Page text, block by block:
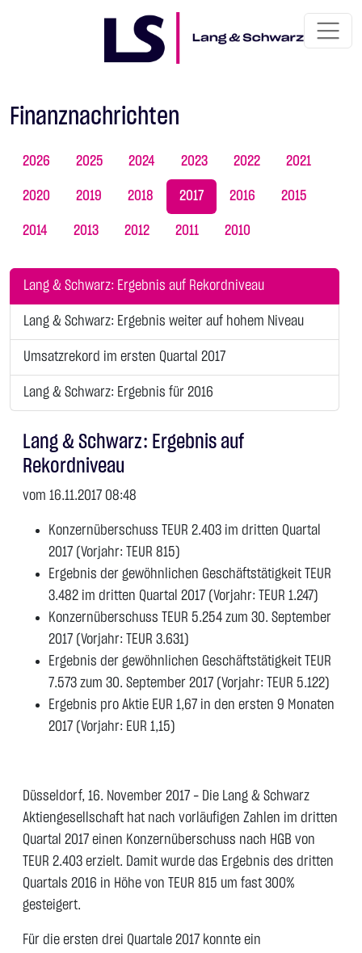
Finanznachrichten
2026 2025 2024 2023 2022 2021
2020 2019 2018 2017 2016 2015
2014 2013 2012 2011 2010
Lang & Schwarz: Ergebnis auf Rekordniveau
Lang & Schwarz: Ergebnis weiter auf hohem Niveau
Umsatzrekord im ersten Quartal 2017
Lang & Schwarz: Ergebnis für 2016
Lang & Schwarz: Ergebnis auf
Rekordniveau
vom 16.11.2017 08:48
Konzernüberschuss TEUR 2.403 im dritten Quartal
2017 (Vorjahr: TEUR 815)
Ergebnis der gewöhnlichen Geschäftstätigkeit TEUR
3.482 im dritten Quartal 2017 (Vorjahr: TEUR 1.247)
Konzernüberschuss TEUR 5.254 zum 30. September
2017 (Vorjahr: TEUR 3.631)
Ergebnis der gewöhnlichen Geschäftstätigkeit TEUR
7.573 zum 30. September 2017 (Vorjahr: TEUR 5.122)
Ergebnis pro Aktie EUR 1,67 in den ersten 9 Monaten
2017 (Vorjahr: EUR 1,15)
Düsseldorf, 16. November 2017 - Die Lang & Schwarz
Aktiengesellschaft hat nach vorläufigen Zahlen im dritten
Quartal 2017 einen Konzernüberschuss nach HGB von
TEUR 2.403 erzielt. Damit wurde das Ergebnis des dritten
Quartals 2016 in Höhe von TEUR 815 um fast 300%
gesteigert.
Für die ersten drei Quartale 2017 konnte ein